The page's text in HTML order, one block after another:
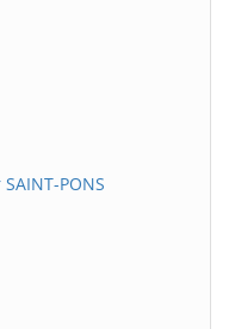
PONS